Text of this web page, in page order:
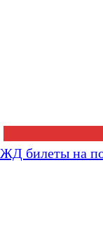
ЖД билеты на